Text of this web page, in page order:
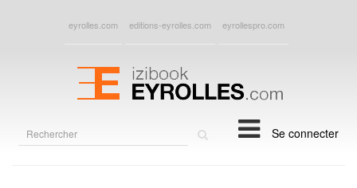
eyrolles.com editions-eyrolles.com eyrollespro.com
Se connecter